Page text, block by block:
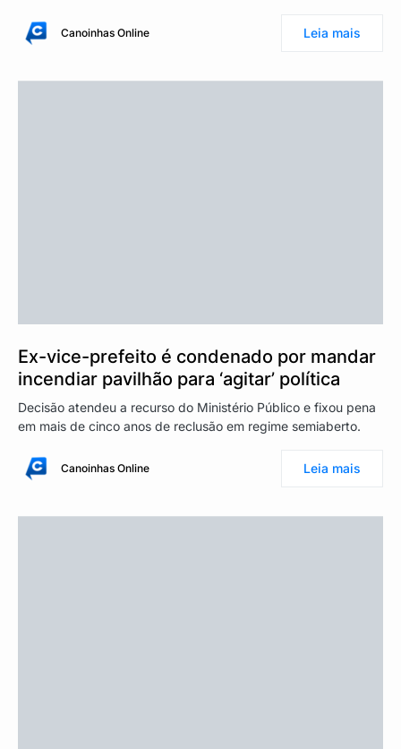
Canoinhas Online Leia mais
Ex-vice-prefeito é condenado por mandar
incendiar pavilhão para ‘agitar’ política
Decisão atendeu a recurso do Ministério Público e fixou pena
em mais de cinco anos de reclusão em regime semiaberto.
Canoinhas Online Leia mais